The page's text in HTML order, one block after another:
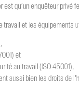
est qu’un enquêteur
travail et les
et
au travail (ISO 45001),
aussi bien les droits de